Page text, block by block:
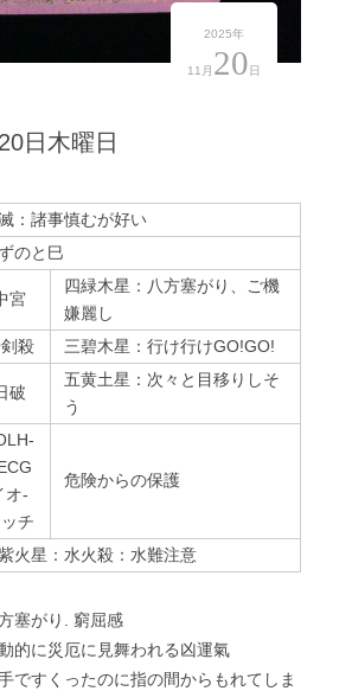
2025年
11月 20 日
日木曜日
：諸事慎むが好い
のと巳
宮
四緑木星：八方塞がり、ご機
嫌麗し
殺
三碧木星：行け行けGO!GO!
破
五黄土星：次々と目移りしそ
う
オ-
チ
危険からの保護
火星：水火殺：水難注意
塞がり. 窮屈感
的に災厄に⾒舞われる凶運氣
ですくったのに指の間からもれてしま